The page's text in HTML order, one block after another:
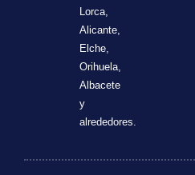
Lorca,
Alicante,
Elche,
Orihuela,
Albacete
y
alrededores.